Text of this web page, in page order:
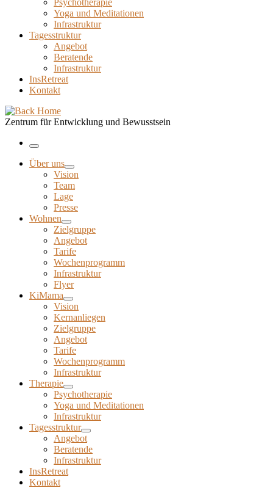
Psychotherapie
Yoga und Meditationen
Infrastruktur
Tagesstruktur
Angebot
Beratende
Infrastruktur
InsRetreat
Kontakt
Zentrum für Entwicklung und Bewusstsein
Menu
Über uns
Vision
Team
Lage
Presse
Wohnen
Zielgruppe
Angebot
Tarife
Wochenprogramm
Infrastruktur
Flyer
KiMama
Vision
Kernanliegen
Zielgruppe
Angebot
Tarife
Wochenprogramm
Infrastruktur
Therapie
Psychotherapie
Yoga und Meditationen
Infrastruktur
Tagesstruktur
Angebot
Beratende
Infrastruktur
InsRetreat
Kontakt